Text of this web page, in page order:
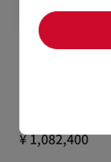
¥ 1,082,400